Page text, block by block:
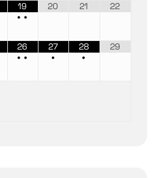
19
••
20 21 22
26
••
27
•
28
•
29